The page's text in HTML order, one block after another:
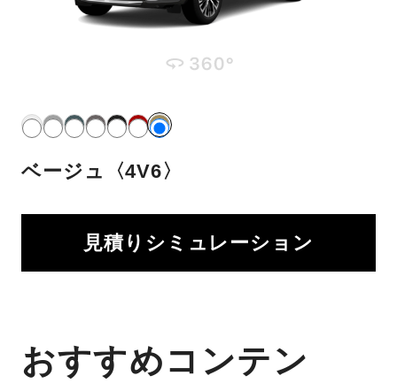
ベージュ〈4V6〉
見積りシミュレーション
おすすめコンテン